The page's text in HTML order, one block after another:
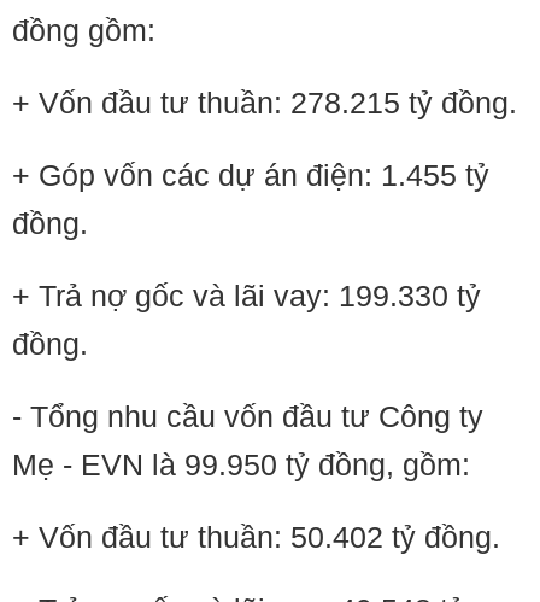
đồng gồm:
+ Vốn đầu tư thuần: 278.215 tỷ đồng.
+ Góp vốn các dự án điện: 1.455 tỷ
đồng.
+ Trả nợ gốc và lãi vay: 199.330 tỷ
đồng.
- Tổng nhu cầu vốn đầu tư Công ty
Mẹ - EVN là 99.950 tỷ đồng, gồm:
+ Vốn đầu tư thuần: 50.402 tỷ đồng.